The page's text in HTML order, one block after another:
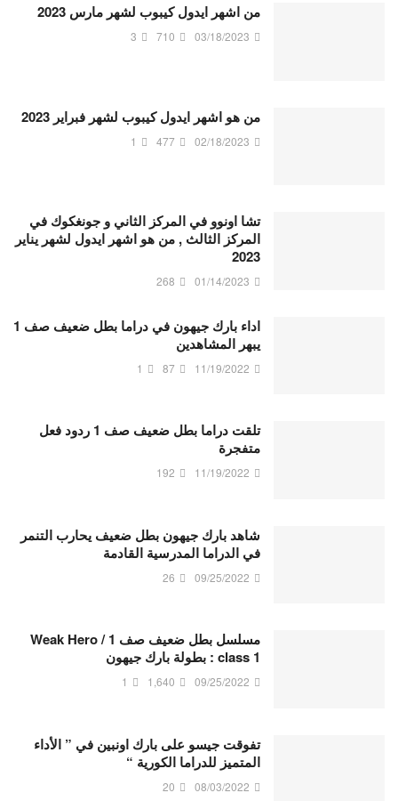
من اشهر ايدول كيبوب لشهر مارس 2023
03/18/2023
710
3
من هو اشهر ايدول كيبوب لشهر فبراير 2023
02/18/2023
477
1
تشا اونوو في المركز الثاني و جونغكوك في
المركز الثالث , من هو اشهر ايدول لشهر يناير
2023
01/14/2023
268
اداء بارك جيهون في دراما بطل ضعيف صف 1
يبهر المشاهدين
11/19/2022
87
1
تلقت دراما بطل ضعيف صف 1 ردود فعل
متفجرة
11/19/2022
192
شاهد بارك جيهون بطل ضعيف يحارب التنمر
في الدراما المدرسية القادمة
09/25/2022
26
مسلسل بطل ضعيف صف 1 / Weak Hero
class 1 : بطولة بارك جيهون
09/25/2022
1,640
1
تفوقت جيسو على بارك اونبين في ” الأداء
المتميز للدراما الكورية “
08/03/2022
20